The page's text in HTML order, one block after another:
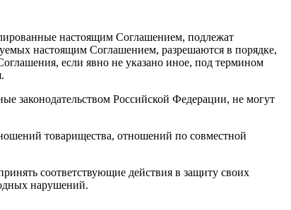
настоящим Соглашением, подлежат
настоящим Соглашением, разрешаются в порядке,
если явно не указано иное, под термином
законодательством Российской Федерации, не могут
товарищества, отношений по совместной
соответствующие действия в защиту своих
нарушений.